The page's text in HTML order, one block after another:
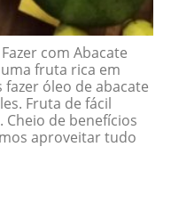
com Abacate
fruta rica em
óleo de abacate
Fruta de fácil
Cheio de benefícios
aproveitar tudo